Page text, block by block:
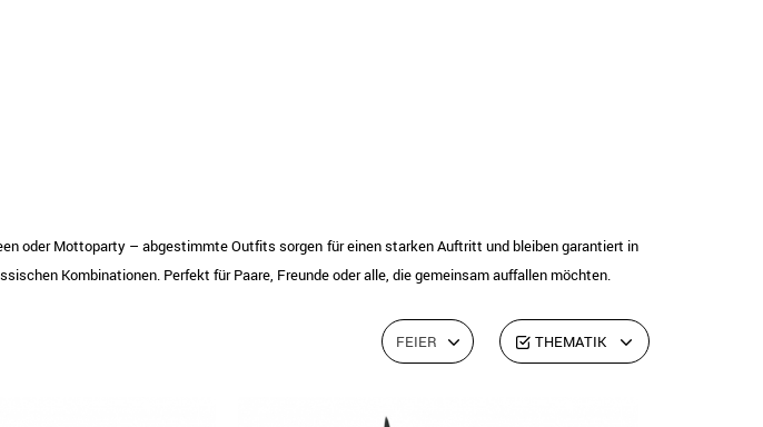
oder Mottoparty – abgestimmte Outfits sorgen für einen starken Auftritt und bleiben garantiert in
Kombinationen. Perfekt für Paare, Freunde oder alle, die gemeinsam auffallen möchten.
FEIER THEMATIK